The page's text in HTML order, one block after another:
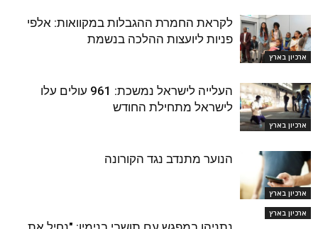
ארכיון בארץ
לקראת החמרת ההגבלות במקוואות: אלפי
פניות ליועצות ההלכה בנשמת
ארכיון בארץ
העלייה לישראל נמשכת: 961 עולים עלו
לישראל מתחילת החודש
ארכיון בארץ
הנוער מתנדב נגד הקורונה
ארכיון בארץ